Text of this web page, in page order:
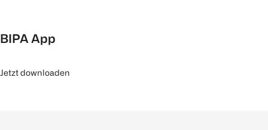
BIPA App
Jetzt downloaden